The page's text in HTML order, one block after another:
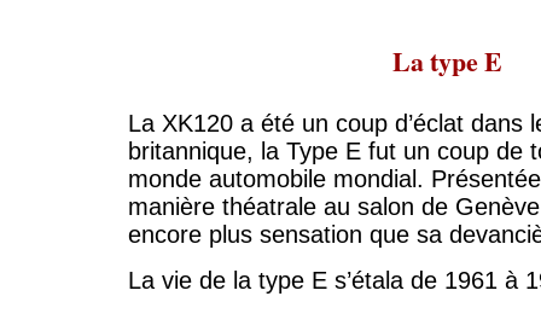
La type E
La XK120 a été un coup d’éclat dans
britannique, la Type E fut un coup de
monde automobile mondial.
manière théatrale au salon de
encore plus sensation que sa
La vie de la type E s’étala de 1961 à